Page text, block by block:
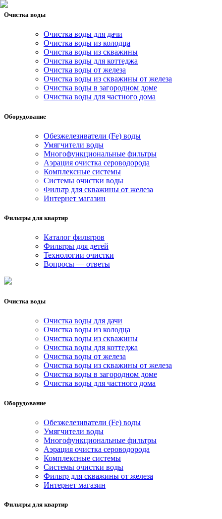
Очистка воды
Очистка воды для дачи
Очистка воды из колодца
Очистка воды из скважины
Очистка воды для коттеджа
Очистка воды от железа
Очистка воды из скважины от железа
Очистка воды в загородном доме
Очистка воды для частного дома
Оборудование
Обезжелезиватели (Fe) воды
Умягчители воды
Многофункциональные фильтры
Аэрация очистка сероводорода
Комплексные системы
Системы очистки воды
Фильтр для скважины от железа
Интернет магазин
Фильтры для квартир
Каталог фильтров
Фильтры для детей
Технологии очистки
Вопросы — ответы
Очистка воды
Очистка воды для дачи
Очистка воды из колодца
Очистка воды из скважины
Очистка воды для коттеджа
Очистка воды от железа
Очистка воды из скважины от железа
Очистка воды в загородном доме
Очистка воды для частного дома
Оборудование
Обезжелезиватели (Fe) воды
Умягчители воды
Многофункциональные фильтры
Аэрация очистка сероводорода
Комплексные системы
Системы очистки воды
Фильтр для скважины от железа
Интернет магазин
Фильтры для квартир